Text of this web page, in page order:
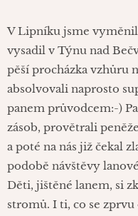
V Lipníku jsme
vysadil v Týnu nad
pěší procházka vzhůru
absolvovali naprosto
panem průvodcem:-)
zásob, provětrali
a poté na nás již čekal
podobě návštěvy
Děti, jištěné lanem, si
stromů. I ti, co se